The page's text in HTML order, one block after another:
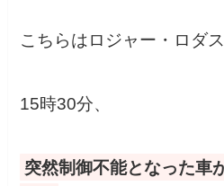
こちらはロジャー・ロダス
15時30分、
突然制御不能となった車